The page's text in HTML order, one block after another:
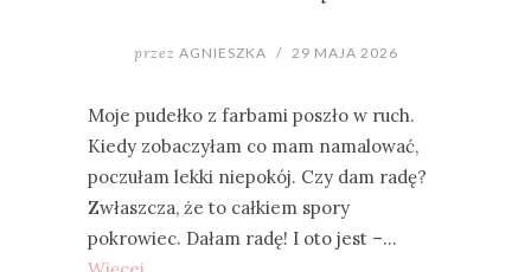
przez AGNIESZKA / 29 MAJA 2026
Moje pudełko z farbami poszło w ruch.
Kiedy zobaczyłam co mam namalować,
poczułam lekki niepokój. Czy dam radę?
Zwłaszcza, że to całkiem spory
pokrowiec. Dałam radę! I oto jest –…